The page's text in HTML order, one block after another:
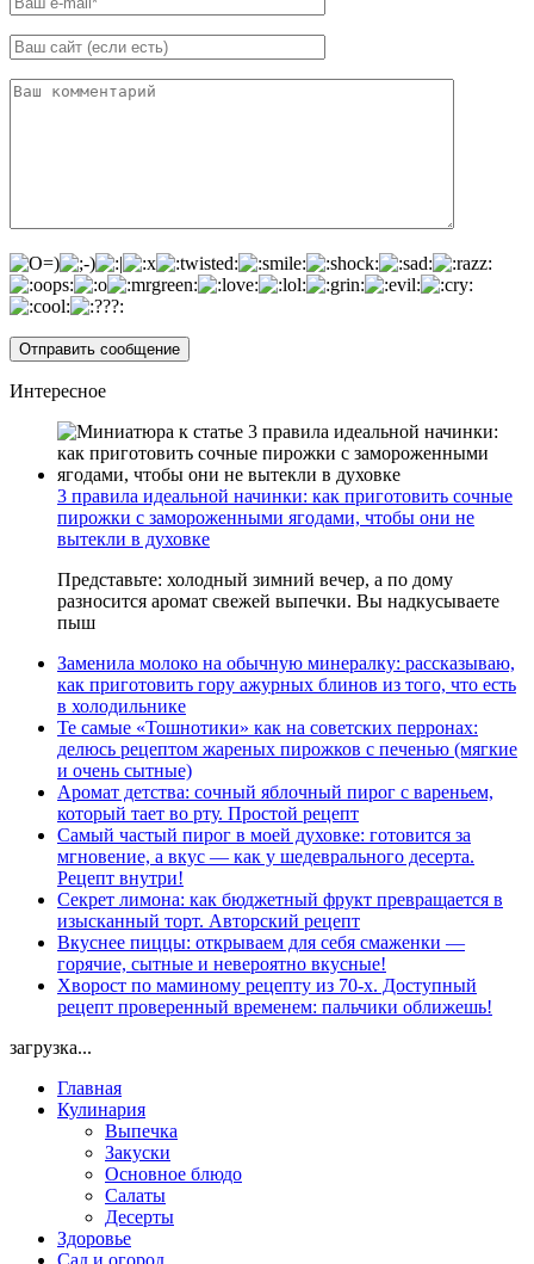
Интересное
3 правила идеальной начинки: как приготовить сочные
пирожки с замороженными ягодами, чтобы они не
вытекли в духовке
Представьте: холодный зимний вечер, а по дому
разносится аромат свежей выпечки. Вы надкусываете
пыш
Заменила молоко на обычную минералку: рассказываю,
как приготовить гору ажурных блинов из того, что есть
в холодильнике
Те самые «Тошнотики» как на советских перронах:
делюсь рецептом жареных пирожков с печенью (мягкие
и очень сытные)
Аромат детства: сочный яблочный пирог с вареньем,
который тает во рту. Простой рецепт
Самый частый пирог в моей духовке: готовится за
мгновение, а вкус — как у шедеврального десерта.
Рецепт внутри!
Секрет лимона: как бюджетный фрукт превращается в
изысканный торт. Авторский рецепт
Вкуснее пиццы: открываем для себя смаженки —
горячие, сытные и невероятно вкусные!
Хворост по маминому рецепту из 70-х. Доступный
рецепт проверенный временем: пальчики оближешь!
загрузка...
Главная
Кулинария
Выпечка
Закуски
Основное блюдо
Салаты
Десерты
Здоровье
Сад и огород